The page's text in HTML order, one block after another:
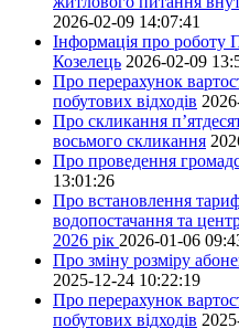
2026-02-09 14:07:41
Інформація про роботу
Козелець 2026-02-09
Про перерахунок
побутових відходів
Про скликання
восьмого скликання
Про проведення
13:01:26
Про встановлення
водопостачання та
2026 рік 2026-01-06
Про зміну розміру
2025-12-24 10:22:19
Про перерахунок
побутових відходів